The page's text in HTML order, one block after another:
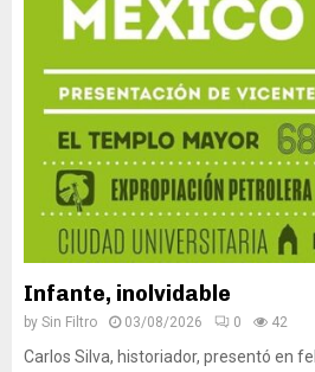
Infante, inolvidable
by Sin Filtro 03/08/2026 0 42
Carlos Silva, historiador, presentó en